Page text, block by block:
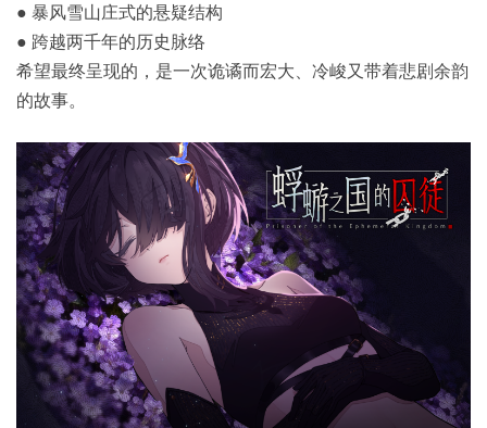
● 暴风雪山庄式的悬疑结构
● 跨越两千年的历史脉络
希望最终呈现的，是一次诡谲而宏大、冷峻又带着悲剧余韵
的故事。